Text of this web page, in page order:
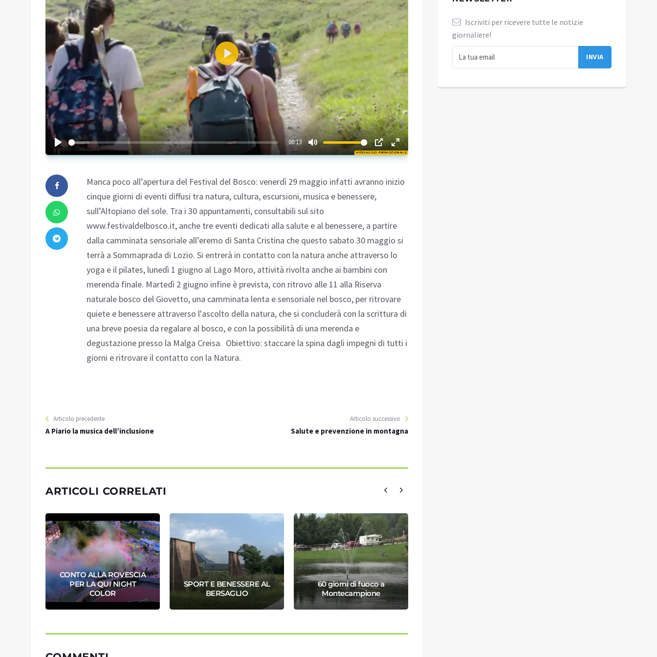
MESSAGGIO PROMOZIONALE
00:13
Play
01:46
Manca poco all’apertura del Festival del Bosco: venerdì 29 maggio infatti avranno inizio
cinque giorni di eventi diffusi tra natura, cultura, escursioni, musica e benessere,
sull’Altopiano del sole. Tra i 30 appuntamenti, consultabili sul sito
www.festivaldelbosco.it, anche tre eventi dedicati alla salute e al benessere, a partire
dalla camminata sensoriale all’eremo di Santa Cristina che questo sabato 30 maggio si
terrà a Sommaprada di Lozio. Si entrerà in contatto con la natura anche attraverso lo
yoga e il pilates, lunedì 1 giugno al Lago Moro, attività rivolta anche ai bambini con
merenda finale. Martedì 2 giugno infine è prevista, con ritrovo alle 11 alla Riserva
naturale bosco del Giovetto, una camminata lenta e sensoriale nel bosco, per ritrovare
quiete e benessere attraverso l'ascolto della natura, che si concluderà con la scrittura di
una breve poesia da regalare al bosco, e con la possibilità di una merenda e
degustazione presso la Malga Creisa. Obiettivo: staccare la spina dagli impegni di tutti i
giorni e ritrovare il contatto con la Natura.
Articolo precedente
A Piario la musica dell’inclusione
Articolo successivo
Salute e prevenzione in montagna
ARTICOLI CORRELATI
CONTO ALLA ROVESCIA
PER LA QUI NIGHT
COLOR
SPORT E BENESSERE AL
BERSAGLIO
60 giorni di fuoco a
Montecampione
Iscriviti per ricevere tutte le notizie
giornaliere!